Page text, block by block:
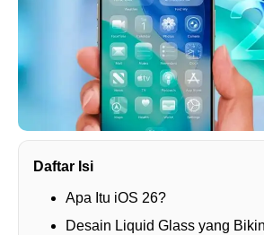
Daftar Isi
Apa Itu iOS 26?
Desain Liquid Glass yang